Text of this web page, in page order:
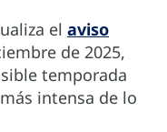
el aviso
de 2025,
temporada
intensa de lo